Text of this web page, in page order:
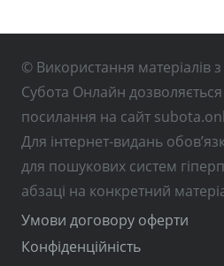
© Використання матеріалів
Субота Онлайн
посилання на сайт
Для інтернет-видань
для пошукових систем
абзаці на конкретний
Умови договору оферти
Конфіденційність